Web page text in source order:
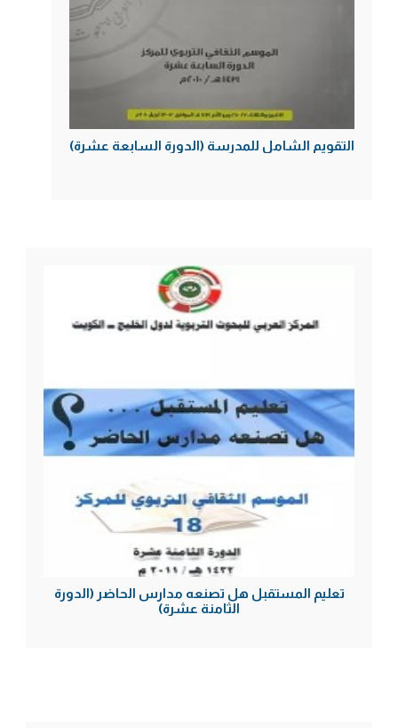
التقويم الشامل للمدرسة (الدورة السابعة عشرة)
تعليم المستقبل هل تصنعه مدارس الحاضر (الدورة
الثامنة عشرة)